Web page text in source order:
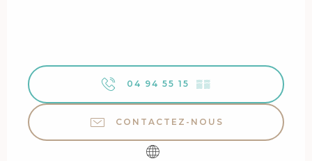
04 94 55 15 ▒▒
CONTACTEZ-NOUS